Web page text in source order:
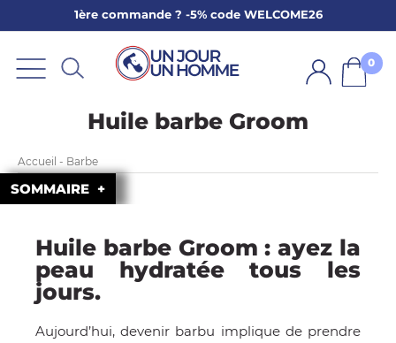
1ère commande ? -5% code WELCOME26
0
LA BARBE
Huile barbe Groom
Accueil - Barbe
SOMMAIRE
Huile barbe Groom : ayez la
peau hydratée tous les
jours.
Aujourd’hui, devenir barbu implique de prendre